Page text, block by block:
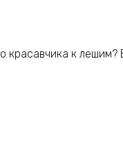
красавчика к лешим?